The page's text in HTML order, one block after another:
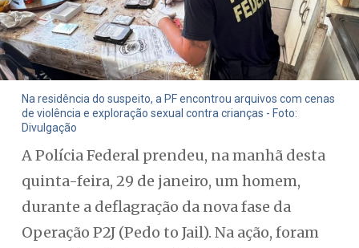
Na residência do suspeito, a PF encontrou arquivos com cenas
de violência e exploração sexual contra crianças - Foto:
Divulgação
A Polícia Federal prendeu, na manhã desta
quinta-feira, 29 de janeiro, um homem,
durante a deflagração da nova fase da
Operação P2J (Pedo to Jail). Na ação, foram